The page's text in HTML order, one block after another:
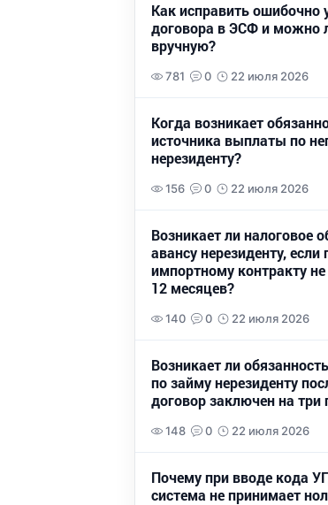
Как исправить ошибочно
договора в ЭСФ и можно
вручную?
781 0 22 июля 2026
Когда возникает
источника выплаты по
нерезиденту?
156 0 22 июля 2026
Возникает ли налоговое
авансу нерезиденту, если
импортному контракту не
12 месяцев?
140 0 22 июля 2026
Возникает ли
по займу нерезиденту
договор заключен на три
148 0 22 июля 2026
Почему при вводе кода
система не принимает